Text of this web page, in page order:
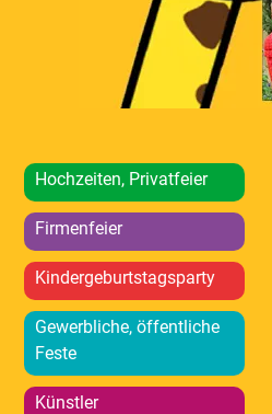
Hochzeiten, Privatfeier
Firmenfeier
Kindergeburtstagsparty
Gewerbliche, öffentliche
Feste
Künstler